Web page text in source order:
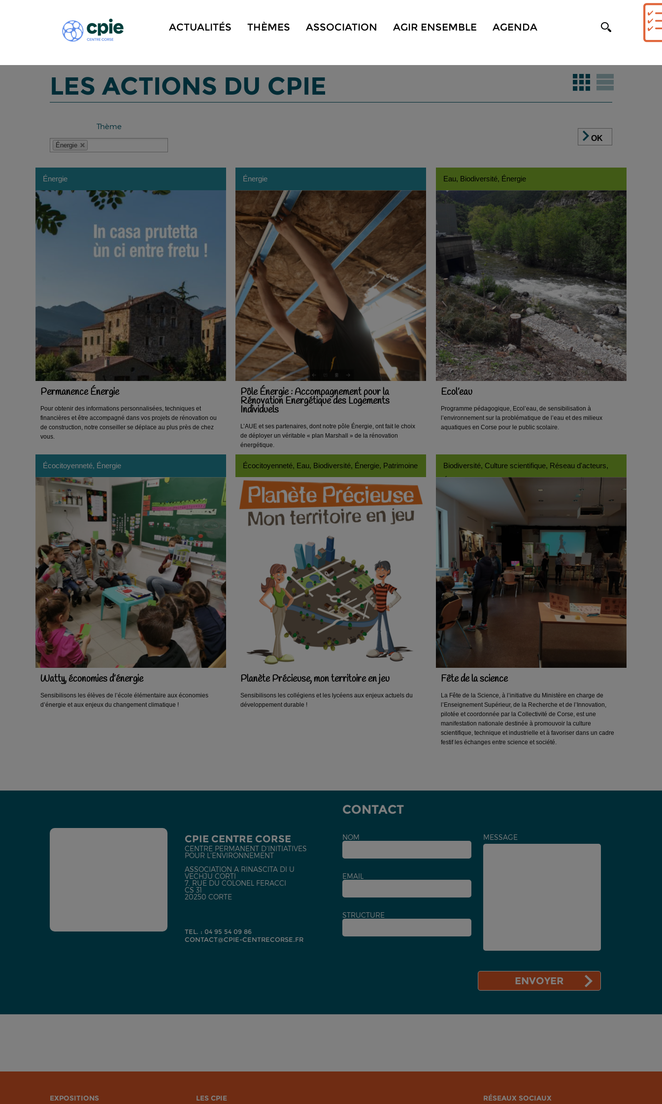
ACTUALITÉS THÈMES ASSOCIATION AGIR ENSEMBLE AGENDA
LES ACTIONS DU CPIE
Thème
Énergie
OK
Énergie
Permanence Énergie
Pour obtenir des informations personnalisées, techniques et
financières et être accompagné dans vos projets de rénovation ou
de construction, notre conseiller se déplace au plus près de chez
vous.
Énergie
Pôle Énergie : Accompagnement pour la
Rénovation Energétique des Logements
Individuels
L’AUE et ses partenaires, dont notre pôle Énergie, ont fait le choix
de déployer un véritable « plan Marshall » de la rénovation
énergétique.
Eau, Biodiversité, Énergie
Ecol’eau
Programme pédagogique, Ecol’eau, de sensibilisation à
l’environnement sur la problématique de l’eau et des milieux
aquatiques en Corse pour le public scolaire.
Écocitoyenneté, Énergie
Watty, économies d’énergie
Sensibilisons les élèves de l’école élémentaire aux économies
d’énergie et aux enjeux du changement climatique !
Écocitoyenneté, Eau, Biodiversité, Énergie, Patrimoine
Planète Précieuse, mon territoire en jeu
Sensibilisons les collégiens et les lycéens aux enjeux actuels du
développement durable !
Biodiversité, Culture scientifique, Réseau d'acteurs,
Énergie, Patrimoine, Eau, Mer
Fête de la science
La Fête de la Science, à l’initiative du Ministère en charge de
l’Enseignement Supérieur, de la Recherche et de l’Innovation,
pilotée et coordonnée par la Collectivité de Corse, est une
manifestation nationale destinée à promouvoir la culture
scientifique, technique et industrielle et à favoriser dans un cadre
festif les échanges entre science et société.
CPIE CENTRE CORSE
CENTRE PERMANENT D'INITIATIVES
POUR L'ENVIRONNEMENT
ASSOCIATION A RINASCITA DI U
VECHJU CORTI
7, RUE DU COLONEL FERACCI
CS 31
20250 CORTE
TEL. : 04 95 54 09 86
CONTACT@CPIE-CENTRECORSE.FR
CONTACT
NOM
EMAIL
STRUCTURE
MESSAGE
EXPOSITIONS LES CPIE RÉSEAUX SOCIAUX